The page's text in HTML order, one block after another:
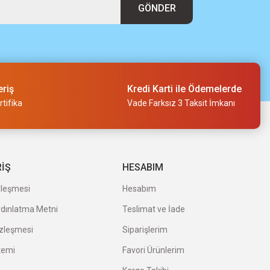
GÖNDER
Kredi Karti ile Ödemelerde
Vade Farksız 3 Taksit İmkanı
Metni
HESABIM
Hesabım
Teslimat ve İade
Siparişlerim
Favori Ürünlerim